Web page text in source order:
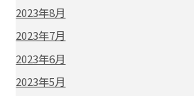
2023年8月
2023年7月
2023年6月
2023年5月